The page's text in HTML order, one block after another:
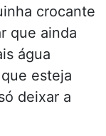
crocante
que ainda
água
esteja
deixar a